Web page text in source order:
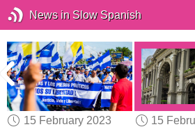
News in Slow Spanish
15 February 2023
15